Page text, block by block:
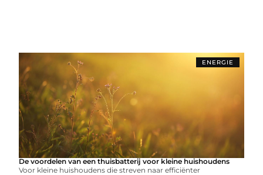
ENERGIE
De voordelen van een thuisbatterij voor kleine huishoudens
Voor kleine huishoudens die streven naar efficiënter